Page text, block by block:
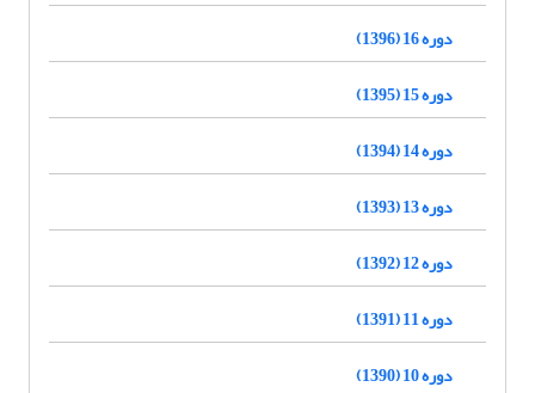
دوره 16 (1396)
دوره 15 (1395)
دوره 14 (1394)
دوره 13 (1393)
دوره 12 (1392)
دوره 11 (1391)
دوره 10 (1390)